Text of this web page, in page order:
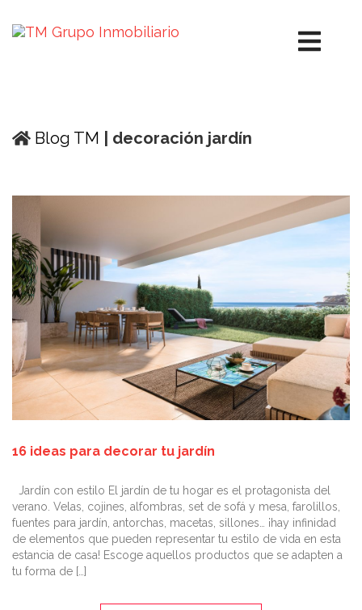
Blog TM | decoración jardín
16 ideas para decorar tu jardín
Jardín con estilo El jardín de tu hogar es el protagonista del
verano. Velas, cojines, alfombras, set de sofá y mesa, farolillos,
fuentes para jardín, antorchas, macetas, sillones… ¡hay infinidad
de elementos que pueden representar tu estilo de vida en esta
estancia de casa! Escoge aquellos productos que se adapten a
tu forma de […]